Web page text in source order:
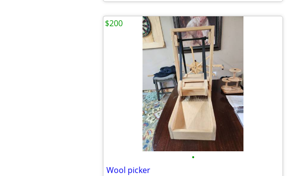
•
Wool picker
$200